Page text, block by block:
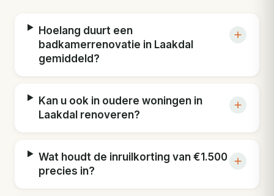
Hoelang duurt een
badkamerrenovatie in Laakdal
gemiddeld?
Kan u ook in oudere woningen in
Laakdal renoveren?
Wat houdt de inruilkorting van €1.500
precies in?